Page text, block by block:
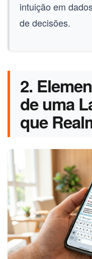
intuição em
de decisões.
2.
de uma
que